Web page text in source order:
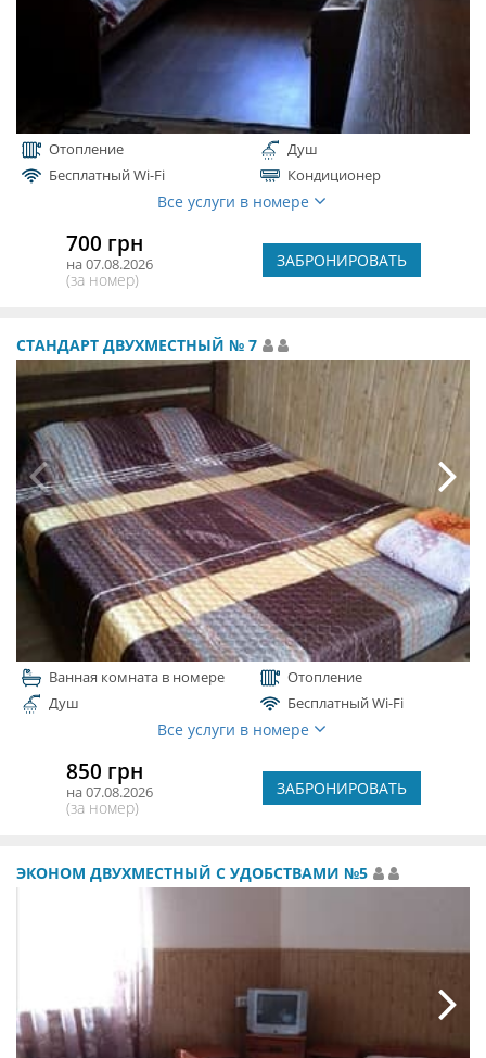
Отопление
Душ
Бесплатный Wi-Fi
Кондиционер
Все услуги в номере
700 грн
на 07.08.2026
(за номер)
ЗАБРОНИРОВАТЬ
СТАНДАРТ ДВУХМЕСТНЫЙ № 7
Ванная комната в номере
Отопление
Душ
Бесплатный Wi-Fi
Все услуги в номере
850 грн
на 07.08.2026
(за номер)
ЗАБРОНИРОВАТЬ
ЭКОНОМ ДВУХМЕСТНЫЙ С УДОБСТВАМИ №5